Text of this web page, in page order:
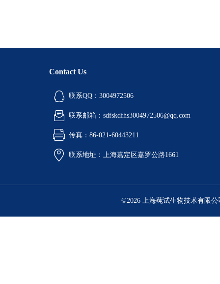
Contact Us
联系QQ：3004972506
联系邮箱：sdfskdfhs3004972506@qq.com
传真：86-021-60443211
联系地址：上海嘉定区嘉罗公路1661
©2026 上海莼试生物技术有限